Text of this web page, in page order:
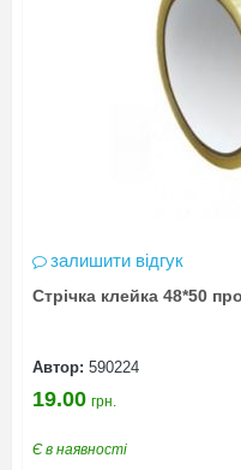
залишити відгук
Стрічка клейка 48*50
Автор: 590224
19.00 грн.
Є в наявності